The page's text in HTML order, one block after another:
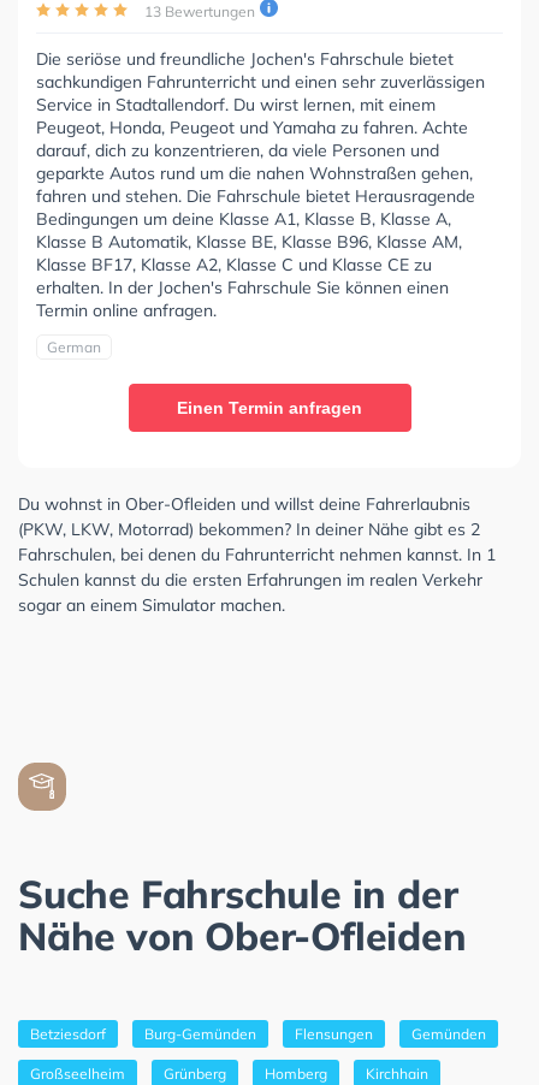
13 Bewertungen
Die seriöse und freundliche Jochen's Fahrschule bietet
sachkundigen Fahrunterricht und einen sehr zuverlässigen
Service in Stadtallendorf. Du wirst lernen, mit einem
Peugeot, Honda, Peugeot und Yamaha zu fahren. Achte
darauf, dich zu konzentrieren, da viele Personen und
geparkte Autos rund um die nahen Wohnstraßen gehen,
fahren und stehen. Die Fahrschule bietet Herausragende
Bedingungen um deine Klasse A1, Klasse B, Klasse A,
Klasse B Automatik, Klasse BE, Klasse B96, Klasse AM,
Klasse BF17, Klasse A2, Klasse C und Klasse CE zu
erhalten. In der Jochen's Fahrschule Sie können einen
Termin online anfragen.
German
Einen Termin anfragen
Du wohnst in Ober-Ofleiden und willst deine Fahrerlaubnis
(PKW, LKW, Motorrad) bekommen? In deiner Nähe gibt es 2
Fahrschulen, bei denen du Fahrunterricht nehmen kannst. In 1
Schulen kannst du die ersten Erfahrungen im realen Verkehr
sogar an einem Simulator machen.
Suche Fahrschule in der
Nähe von Ober-Ofleiden
Betziesdorf Burg-Gemünden Flensungen Gemünden
Großseelheim Grünberg Homberg Kirchhain